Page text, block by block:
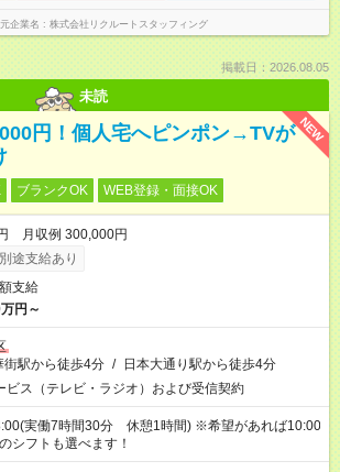
企業名 株式会社リクルートスタッフィング
掲載日：2026.08.05
未読
NEW
円！個人宅へピンポン→TVが
ブランクOK WEB登録・面接OK
月収例 300,000円
途支給あり
支給
円～
街駅から徒歩4分 / 日本大通り駅から徒歩4分
ビス（テレビ・ラジオ）および受信契約
実働7時間30分 休憩1時間) ※希望があれば10:00
シフトも選べます！